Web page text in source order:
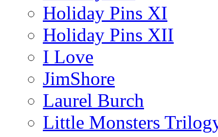
Holiday Pins XI
Holiday Pins XII
I Love
JimShore
Laurel Burch
Little Monsters